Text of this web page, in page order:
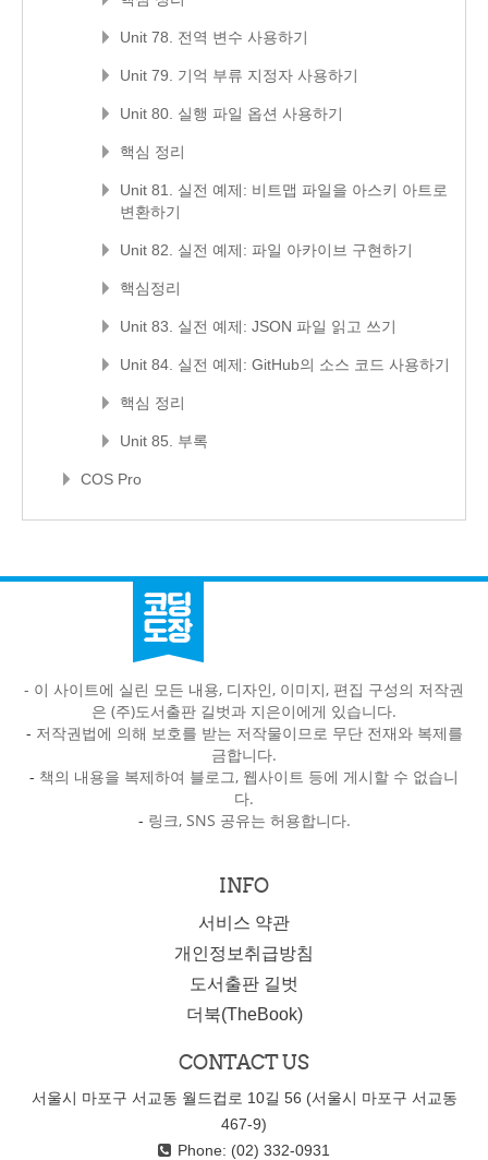
Unit 78. 전역 변수 사용하기
Unit 79. 기억 부류 지정자 사용하기
Unit 80. 실행 파일 옵션 사용하기
핵심 정리
Unit 81. 실전 예제: 비트맵 파일을 아스키 아트로
변환하기
Unit 82. 실전 예제: 파일 아카이브 구현하기
핵심정리
Unit 83. 실전 예제: JSON 파일 읽고 쓰기
Unit 84. 실전 예제: GitHub의 소스 코드 사용하기
핵심 정리
Unit 85. 부록
COS Pro
- 이 사이트에 실린 모든 내용, 디자인, 이미지, 편집 구성의 저작권
은 (주)도서출판 길벗과 지은이에게 있습니다.
- 저작권법에 의해 보호를 받는 저작물이므로 무단 전재와 복제를
금합니다.
- 책의 내용을 복제하여 블로그, 웹사이트 등에 게시할 수 없습니
다.
- 링크, SNS 공유는 허용합니다.
INFO
서비스 약관
개인정보취급방침
도서출판 길벗
더북(TheBook)
CONTACT US
서울시 마포구 서교동 월드컵로 10길 56 (서울시 마포구 서교동
467-9)
Phone: (02) 332-0931